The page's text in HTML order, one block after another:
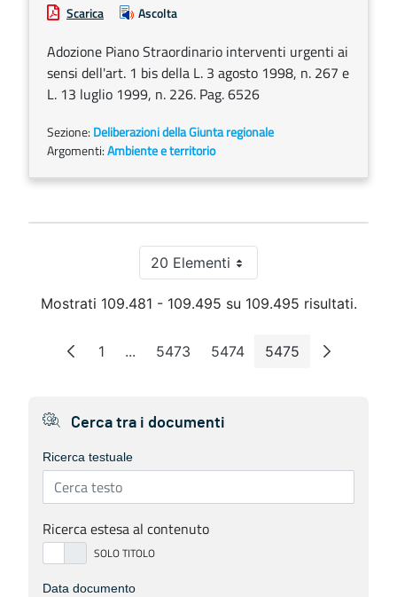
Scarica Ascolta
Adozione Piano Straordinario interventi urgenti ai
sensi dell'art. 1 bis della L. 3 agosto 1998, n. 267 e
L. 13 luglio 1999, n. 226. Pag. 6526
Sezione: Deliberazioni della Giunta regionale
Argomenti:Ambiente e territorio
20 ElementiPer pagina
Mostrati 109.481 - 109.495 su 109.495 risultati.
Pagina
1 ...Pagine intermedie
Pagina
5473 Pagina
5474 Pagina
5475
Cerca tra i documenti
Ricerca testuale
Ricerca estesa al contenuto
Data documento